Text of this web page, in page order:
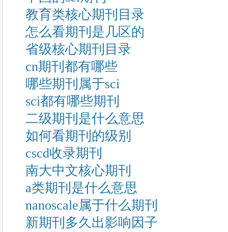
教育类核心期刊目录
怎么看期刊是几区的
省级核心期刊目录
cn期刊都有哪些
哪些期刊属于sci
sci都有哪些期刊
二级期刊是什么意思
如何看期刊的级别
cscd收录期刊
南大中文核心期刊
a类期刊是什么意思
nanoscale属于什么期刊
新期刊多久出影响因子